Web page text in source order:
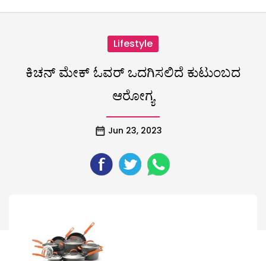
Lifestyle
ಕಿಚನ್ ಮೇಕ್ ಓವರ್ ಒದಗಿಸಲಿದೆ ಕುಟುಂಬದ
ಆರೋಗ್ಯ
Jun 23, 2023